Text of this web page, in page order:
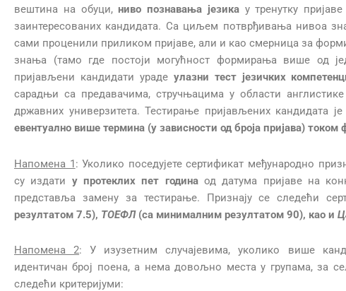
вештина на обуци,ниво познавања језикау тренутку пријаве
заинтересованих кандидата. Са циљем потврђивања нивоа
сами проценили приликом пријаве, али и као смерница за
знања (тамо где постоји могућност формирања више од
пријављени кандидати ураде улазни тест језичких
сарадњи са предавачима, стручњацима у области
државних универзитета. Тестирање пријављених кандидата
евентуално више термина (у зависности од броја пријава) током
Напомена 1: Уколико поседујете сертификат међународно
су издати у протеклих пет годинаод датума
пријаве на
представља замену за тестирање. Признају се следећи
резултатом 7.5), ТОЕФЛ(са минималним резултатом 90), као и
Напомена 2: У изузетним случајевима, уколико више
идентичан број поена, а нема довољно места у групама, за
следећи критеријуми: